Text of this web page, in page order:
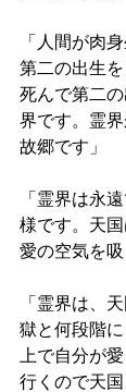
「人間が肉
第二の出生を
死んで第二
界です。霊
故郷です」
「霊界は永
様です。天国
愛の空気を吸
「霊界は、
獄と何段階
上で自分が
行くので天